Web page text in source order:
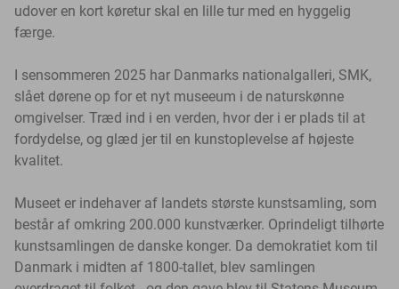
udover en kort køretur skal en lille tur med en hyggelig
færge.
I sensommeren 2025 har Danmarks nationalgalleri, SMK,
slået dørene op for et nyt museeum i de naturskønne
omgivelser. Træd ind i en verden, hvor der i er plads til at
fordydelse, og glæd jer til en kunstoplevelse af højeste
kvalitet.
Museet er indehaver af landets største kunstsamling, som
består af omkring 200.000 kunstværker. Oprindeligt tilhørte
kunstsamlingen de danske konger. Da demokratiet kom til
Danmark i midten af 1800-tallet, blev samlingen